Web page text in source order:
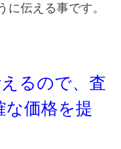
伝える事です。
るので、査
な価格を提